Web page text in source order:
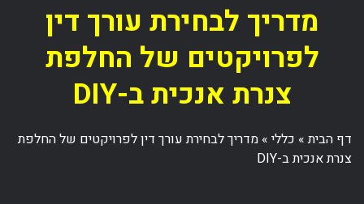
מדריך לבחירת עורך דין
לפרויקטים של החלפת
צנרת אנכית ב-DIY
דף הבית» כללי» מדריך לבחירת עורך דין לפרויקטים של החלפת
צנרת אנכית ב-DIY